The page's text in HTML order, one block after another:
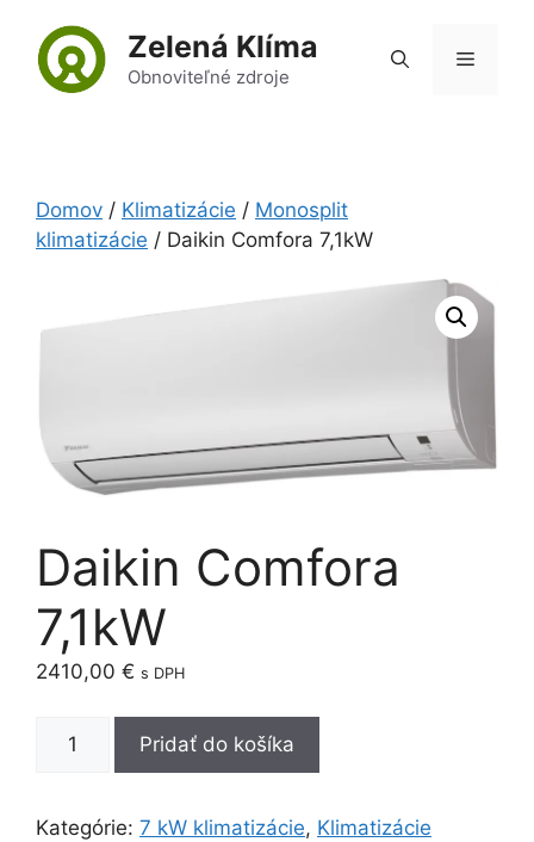
obsah
Zelená Klíma
Obnoviteľné zdroje
Menu
Domov / Klimatizácie / Monosplit
klimatizácie / Daikin Comfora 7,1kW
Daikin Comfora
7,1kW
2410,00 € s DPH
množstvo
7,1kW
Pridať do košíka
Kategórie: 7 kW klimatizácie, Klimatizácie